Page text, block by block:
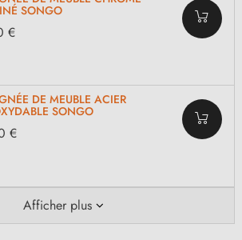
SONGO
€
DE MEUBLE ACIER
SONGO
€
Afficher plus